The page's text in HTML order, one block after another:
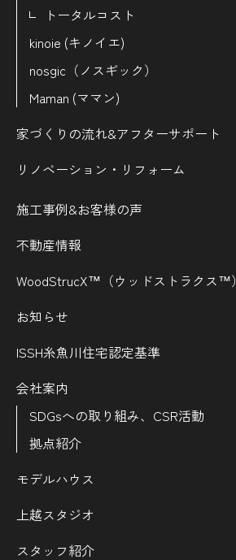
トータルコスト
kinoie (キノイエ)
nosgic（ノスギック）
Maman (ママン)
家づくりの流れ&アフターサポート
リノベーション・リフォーム
施工事例&お客様の声
不動産情報
WoodStrucX™（ウッドストラクス™）
お知らせ
ISSH糸魚川住宅認定基準
会社案内
SDGsへの取り組み、CSR活動
拠点紹介
モデルハウス
上越スタジオ
スタッフ紹介